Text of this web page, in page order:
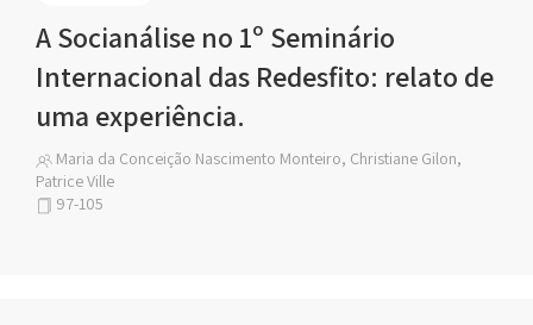
A Socianálise no 1º Seminário
Internacional das Redesfito: relato de
uma experiência.
Maria da Conceição Nascimento Monteiro, Christiane Gilon,
Patrice Ville
97-105